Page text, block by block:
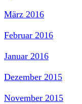
März 2016
Februar 2016
Januar 2016
Dezember 2015
November 2015